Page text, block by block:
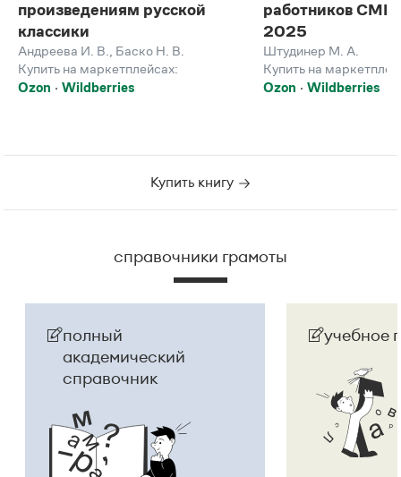
произведениям русской
классики
Андреева И. В.
Баско Н. В.
Купить на маркетплейсах:
Ozon
Wildberries
работников
2025
Штудинер М. А.
Купить на
Ozon
Wildberries
Купить книгу
справочники грамоты
полный
академический
справочник
учебное